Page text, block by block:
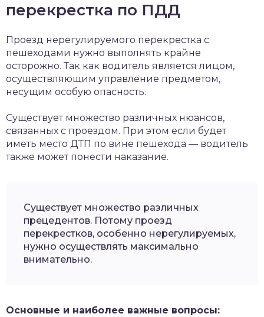
перекрестка по ПДД
Проезд нерегулируемого перекрестка с
пешеходами нужно выполнять крайне
осторожно. Так как водитель является лицом,
осуществляющим управление предметом,
несущим особую опасность.
Существует множество различных нюансов,
связанных с проездом. При этом если будет
иметь место ДТП по вине пешехода — водитель
также может понести наказание.
Существует множество различных
прецедентов. Потому проезд
перекрестков, особенно нерегулируемых,
нужно осуществлять максимально
внимательно.
Основные и наиболее важные вопросы: